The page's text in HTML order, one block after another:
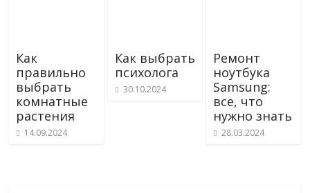
Как
правильно
выбрать
комнатные
растения
14.09.2024
Как выбрать
психолога
30.10.2024
Ремонт
ноутбука
Samsung:
все, что
нужно знать
28.03.2024